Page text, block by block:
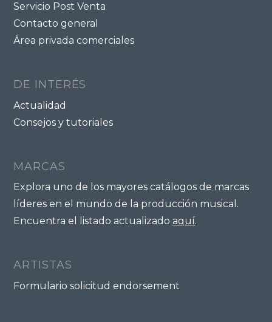
Servicio Post Venta
Contacto general
Área privada comerciales
DE INTERÉS
Actualidad
Consejos y tutoriales
MARCAS
Explora uno de los mayores catálogos de marcas
líderes en el mundo de la producción musical.
Encuentra el listado actualizadoaquí.
ARTISTAS
Formulario solicitud endorsement